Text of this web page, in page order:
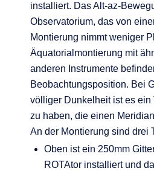
installiert. Das Alt-az-
Observatorium, das von
Montierung nimmt weniger
Äquatorialmontierung mit
anderen Instrumente
Beobachtungsposition. Bei
völliger Dunkelheit ist es
zu haben, die einen
An der Montierung sind drei
Oben ist ein 250mm
ROTAtor installiert und